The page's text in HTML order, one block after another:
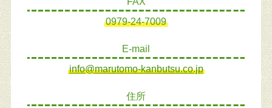
0979-24-7009
E-mail
info@marutomo-kanbutsu.co.jp
住所